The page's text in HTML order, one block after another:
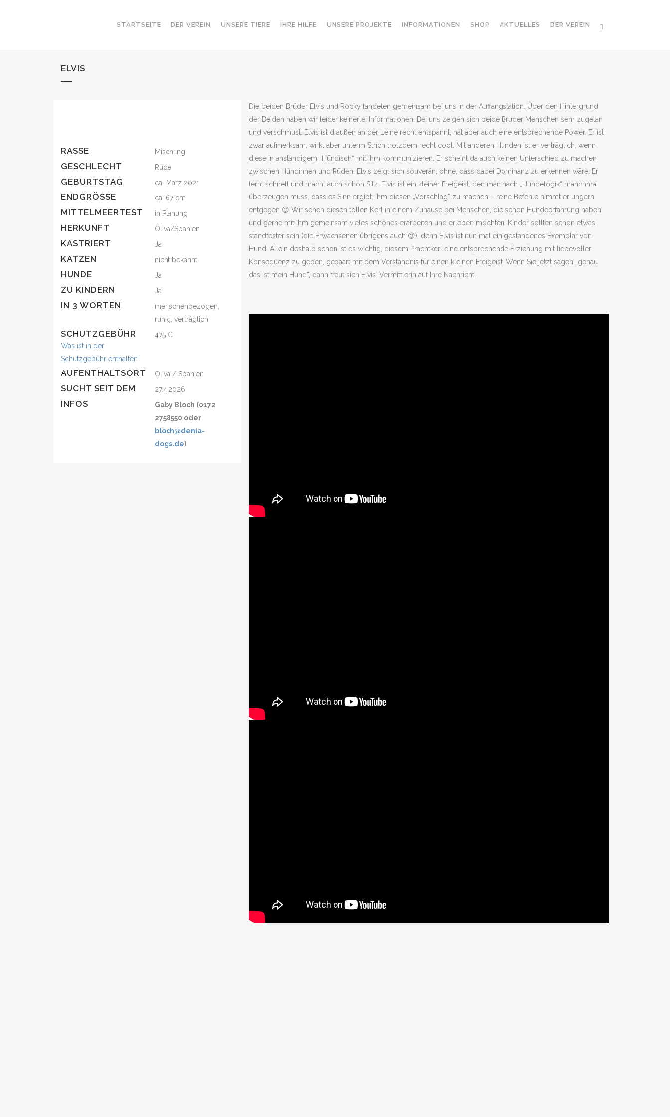
STARTSEITE DER VEREIN UNSERE TIERE IHRE HILFE UNSERE PROJEKTE INFORMATIONEN SHOP AKTUELLES DER VEREIN
ELVIS
RASSE Mischling
GESCHLECHT Rüde
GEBURTSTAG ca März 2021
ENDGRÖSSE ca. 67 cm
MITTELMEERTEST in Planung
HERKUNFT Oliva/Spanien
KASTRIERT Ja
KATZEN nicht bekannt
HUNDE Ja
ZU KINDERN Ja
IN 3 WORTEN
menschenbezogen,
ruhig, verträglich
SCHUTZGEBÜHR
Was ist in der
Schutzgebühr enthalten
475 €
AUFENTHALTSORT Oliva / Spanien
SUCHT SEIT DEM 27.4.2026
INFOS
Gaby Bloch (0172
2758550 oder
bloch@denia-
dogs.de)
Die beiden Brüder Elvis und Rocky landeten gemeinsam bei uns in der Auffangstation. Über den Hintergrund
der Beiden haben wir leider keinerlei Informationen. Bei uns zeigen sich beide Brüder Menschen sehr zugetan
und verschmust. Elvis ist draußen an der Leine recht entspannt, hat aber auch eine entsprechende Power. Er ist
zwar aufmerksam, wirkt aber unterm Strich trotzdem recht cool. Mit anderen Hunden ist er verträglich, wenn
diese in anständigem „Hündisch“ mit ihm kommunizieren. Er scheint da auch keinen Unterschied zu machen
zwischen Hündinnen und Rüden. Elvis zeigt sich souverän, ohne, dass dabei Dominanz zu erkennen wäre. Er
lernt schnell und macht auch schon Sitz. Elvis ist ein kleiner Freigeist, den man nach „Hundelogik“ manchmal
überzeugen muss, dass es Sinn ergibt, ihm diesen „Vorschlag“ zu machen – reine Befehle nimmt er ungern
entgegen 😉 Wir sehen diesen tollen Kerl in einem Zuhause bei Menschen, die schon Hundeerfahrung haben
und gerne mit ihm gemeinsam vieles schönes erarbeiten und erleben möchten. Kinder sollten schon etwas
standfester sein (die Erwachsenen übrigens auch 😉), denn Elvis ist nun mal ein gestandenes Exemplar von
Hund. Allein deshalb schon ist es wichtig, diesem Prachtkerl eine entsprechende Erziehung mit liebevoller
Konsequenz zu geben, gepaart mit dem Verständnis für einen kleinen Freigeist. Wenn Sie jetzt sagen „genau
das ist mein Hund“, dann freut sich Elvis` Vermittlerin auf Ihre Nachricht.